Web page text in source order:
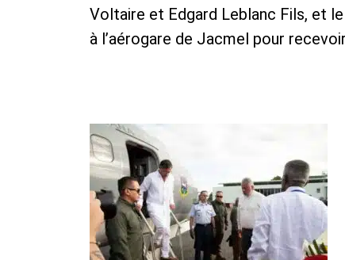
Voltaire et Edgard Leblanc Fils, et
à l’aérogare de Jacmel pour